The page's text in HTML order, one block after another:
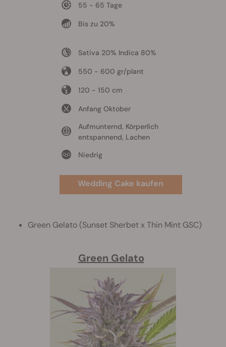
55 - 65 Tage
Bis zu 20%
Sativa 20% Indica 80%
550 - 600 gr/plant
120 - 150 cm
Anfang Oktober
Aufmunternd, Körperlich
entspannend, Lachen
Niedrig
Wedding Cake kaufen
Green Gelato (Sunset Sherbet x Thin Mint GSC)
Green Gelato